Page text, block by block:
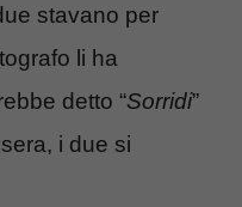
stavano per
li ha
detto “Sorridi”
i due si